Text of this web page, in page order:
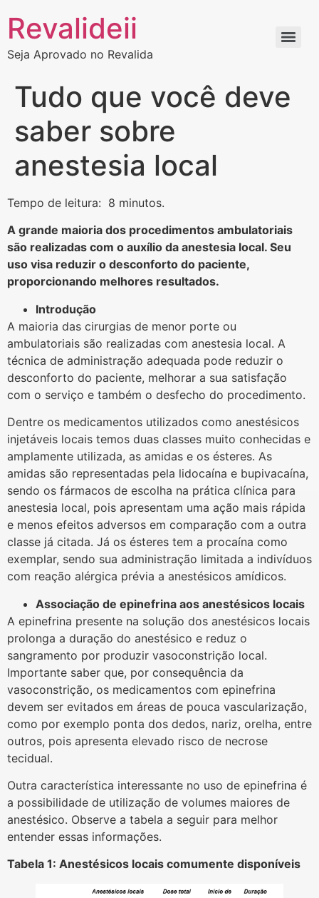
Revalideii
Seja Aprovado no Revalida
Tudo que você deve
saber sobre
anestesia local
Tempo de leitura: 8 minutos.
A grande maioria dos procedimentos ambulatoriais
são realizadas com o auxílio da anestesia local. Seu
uso visa reduzir o desconforto do paciente,
proporcionando melhores resultados.
Introdução
A maioria das cirurgias de menor porte ou
ambulatoriais são realizadas com anestesia local. A
técnica de administração adequada pode reduzir o
desconforto do paciente, melhorar a sua satisfação
com o serviço e também o desfecho do procedimento.
Dentre os medicamentos utilizados como anestésicos
injetáveis locais temos duas classes muito conhecidas e
amplamente utilizada, as amidas e os ésteres. As
amidas são representadas pela lidocaína e bupivacaína,
sendo os fármacos de escolha na prática clínica para
anestesia local, pois apresentam uma ação mais rápida
e menos efeitos adversos em comparação com a outra
classe já citada. Já os ésteres tem a procaína como
exemplar, sendo sua administração limitada a indivíduos
com reação alérgica prévia a anestésicos amídicos.
Associação de epinefrina aos anestésicos locais
A epinefrina presente na solução dos anestésicos locais
prolonga a duração do anestésico e reduz o
sangramento por produzir vasoconstrição local.
Importante saber que, por consequência da
vasoconstrição, os medicamentos com epinefrina
devem ser evitados em áreas de pouca vascularização,
como por exemplo ponta dos dedos, nariz, orelha, entre
outros, pois apresenta elevado risco de necrose
tecidual.
Outra característica interessante no uso de epinefrina é
a possibilidade de utilização de volumes maiores de
anestésico. Observe a tabela a seguir para melhor
entender essas informações.
Tabela 1: Anestésicos locais comumente disponíveis